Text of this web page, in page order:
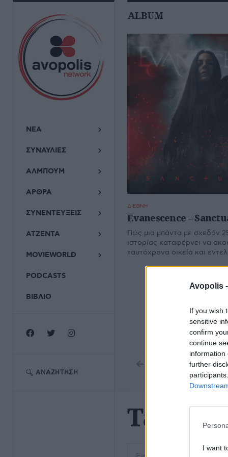
Avopolis -
If you wish
sensitive
confirm
continue
information
further
I want
ΝΕΑ
ΣΥΝΑΥΛΙΕΣ
ΑΛΜΠΟΥΜ
ΑΡΘΡΑ
ΣΥΝΕΝΤΕΥΞΕΙΣ
ΑΤΖΕΝΤΑ
MOVIEWORLD
PODCASTS
ΒΙΒΛΙΟ
ΑΝΑΖΉΤΗΣΗ
ALBUM
ΔΙΕΘΝΗ
Evanescence –
Πώς μια μπάντα με σχεδόν
ιστορίας καταφέρνει να
ταυτόχρονα οικεία και
Tash
Εισάγετε μέρος του